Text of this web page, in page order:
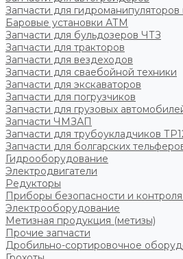
Запчасти для
Баровые установки АТМ
Запчасти для бульдозеров ЧТЗ
Запчасти для тракторов
Запчасти для вездеходов
Запчасти для сваебойной техники
Запчасти для экскаваторов
Запчасти для погрузчиков
Запчасти для грузовых
Запчасти ЧМЗАП
Запчасти для трубоукладчиков
Запчасти для болгарских
Гидрооборудование
Электродвигатели
Редукторы
Приборы безопасности и
Электрооборудование
Метизная продукция (метизы)
Прочие запчасти
Дробильно-сортировочное